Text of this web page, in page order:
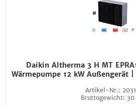
Daikin Altherma 3 H MT
Wärmepumpe 12 kW Außengerät
Artikel-Nr.:
Bruttogewicht: 30